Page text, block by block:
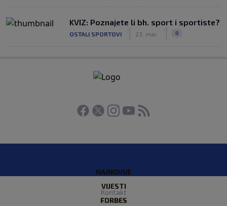
KVIZ: Poznajete li bh. sport i sportiste?
OSTALI SPORTOVI 23. mar. 0
NAJNOVIJE
VIJESTI
FORBES
Kontakt
O nama